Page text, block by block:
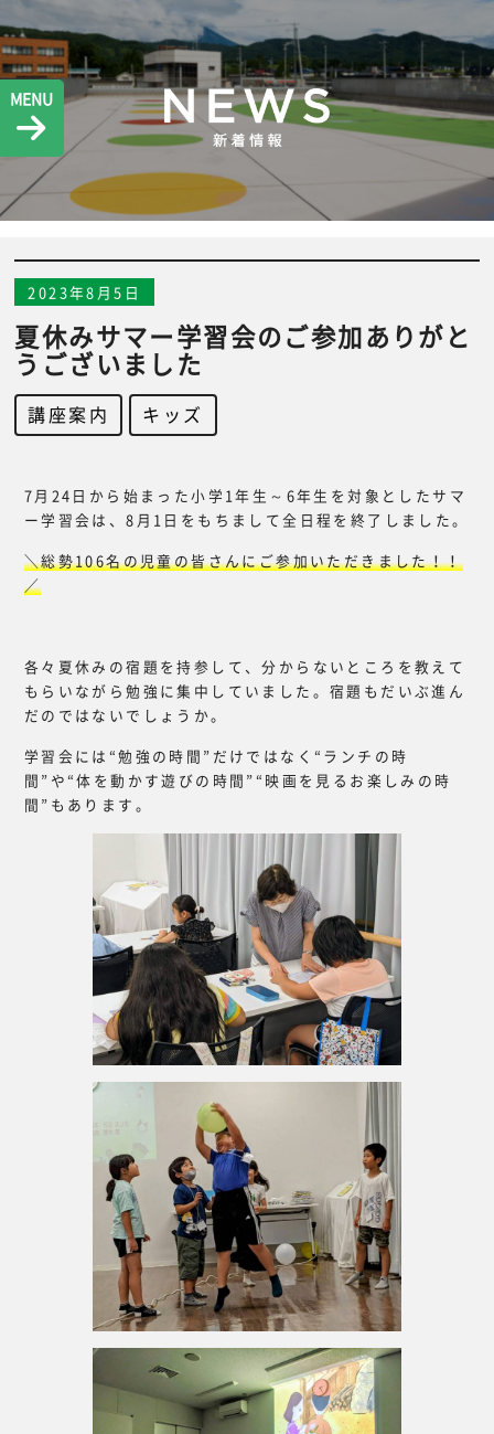
MENU
2023年8月5日
夏休みサマー学習会のご参加ありがと
うございました
講座案内 キッズ
7月24日から始まった小学1年生～6年生を対象としたサマ
ー学習会は、8月1日をもちまして全日程を終了しました。
＼総勢106名の児童の皆さんにご参加いただきました！！
／
各々夏休みの宿題を持参して、分からないところを教えて
もらいながら勉強に集中していました。宿題もだいぶ進ん
だのではないでしょうか。
学習会には“勉強の時間”だけではなく“ランチの時
間”や“体を動かす遊びの時間”“映画を見るお楽しみの時
間”もあります。